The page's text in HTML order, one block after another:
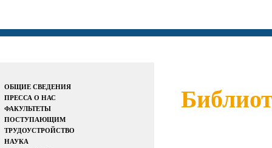
ОБЩИЕ СВЕДЕНИЯ
ПРЕССА О НАС
ФАКУЛЬТЕТЫ
ПОСТУПАЮЩИМ
ТРУДОУСТРОЙСТВО
НАУКА